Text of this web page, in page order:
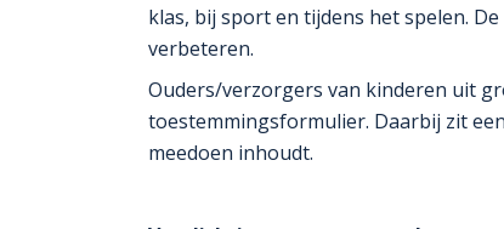
klas, bij sport en tijdens het spelen.
verbeteren.
Ouders/verzorgers van kinderen uit
toestemmingsformulier. Daarbij zit
meedoen inhoudt.